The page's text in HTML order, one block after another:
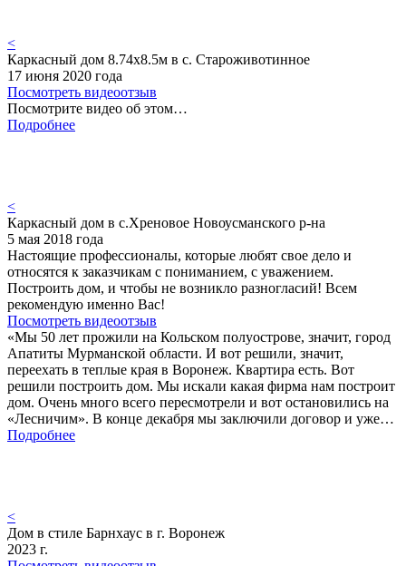
<
Каркасный дом 8.74х8.5м в с. Староживотинное
17 июня 2020 года
Посмотреть видеоотзыв
Посмотрите видео об этом…
Подробнее
<
Каркасный дом в с.Хреновое Новоусманского р-на
5 мая 2018 года
Настоящие профессионалы, которые любят свое дело и
относятся к заказчикам с пониманием, с уважением.
Построить дом, и чтобы не возникло разногласий! Всем
рекомендую именно Вас!
Посмотреть видеоотзыв
«Мы 50 лет прожили на Кольском полуострове, значит, город
Апатиты Мурманской области. И вот решили, значит,
переехать в теплые края в Воронеж. Квартира есть. Вот
решили построить дом. Мы искали какая фирма нам построит
дом. Очень много всего пересмотрели и вот остановились на
«Лесничим». В конце декабря мы заключили договор и уже…
Подробнее
<
Дом в стиле Барнхаус в г. Воронеж
2023 г.